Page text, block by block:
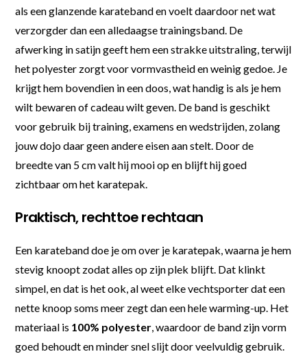
als een glanzende karateband en voelt daardoor net wat
verzorgder dan een alledaagse trainingsband. De
afwerking in satijn geeft hem een strakke uitstraling, terwijl
het polyester zorgt voor vormvastheid en weinig gedoe. Je
krijgt hem bovendien in een doos, wat handig is als je hem
wilt bewaren of cadeau wilt geven. De band is geschikt
voor gebruik bij training, examens en wedstrijden, zolang
jouw dojo daar geen andere eisen aan stelt. Door de
breedte van 5 cm valt hij mooi op en blijft hij goed
zichtbaar om het karatepak.
Praktisch, rechttoe rechtaan
Een karateband doe je om over je karatepak, waarna je hem
stevig knoopt zodat alles op zijn plek blijft. Dat klinkt
simpel, en dat is het ook, al weet elke vechtsporter dat een
nette knoop soms meer zegt dan een hele warming-up. Het
materiaal is 100% polyester, waardoor de band zijn vorm
goed behoudt en minder snel slijt door veelvuldig gebruik.